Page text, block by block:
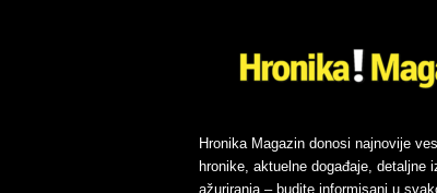
Hronika Magazin donosi najnovije
hronike, aktuelne događaje, detaljne
ažuriranja – budite informisani u